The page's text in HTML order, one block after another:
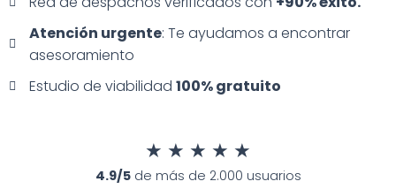
Atención urgente: Te ayudamos a encontrar
asesoramiento
Estudio de viabilidad 100% gratuito
★ ★ ★ ★ ★
4.9/5de más de 2.000 usuarios